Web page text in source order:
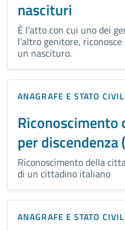
nascituri
È l'atto con cui uno dei
l’altro genitore,
un nascituro.
ANAGRAFE E STATO
per discendenza
Riconoscimento della
di un cittadino italiano
ANAGRAFE E STATO